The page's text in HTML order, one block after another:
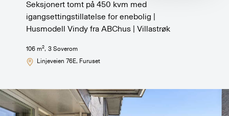
Seksjonert tomt på 450 kvm med
igangsettingstillatelse for enebolig |
Husmodell Vindy fra ABChus | Villastrøk
106 m2, 3Soverom
Linjeveien 76E, Furuset